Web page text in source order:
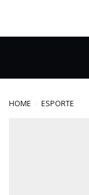
DESTAQUE
HOME ESPORTE